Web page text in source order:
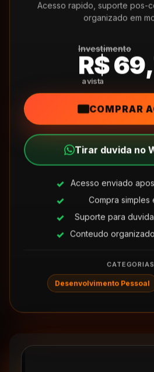
Acesso rapido, suporte pos-
organizado em
Investimento
R$
COMPRAR
Tirar duvida no
Acesso enviado
Compra simples
Suporte para
Conteudo
CATEGORIAS
Desenvolvimento Pessoal